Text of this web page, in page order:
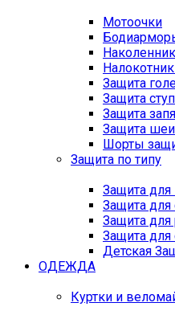
Мотоочки
Защита
Защита
Защита
Защита шеи
Шорты
Защита по типу
Защита
Защита для
Защита для
Защита для
Детская
ОДЕЖДА
Куртки и